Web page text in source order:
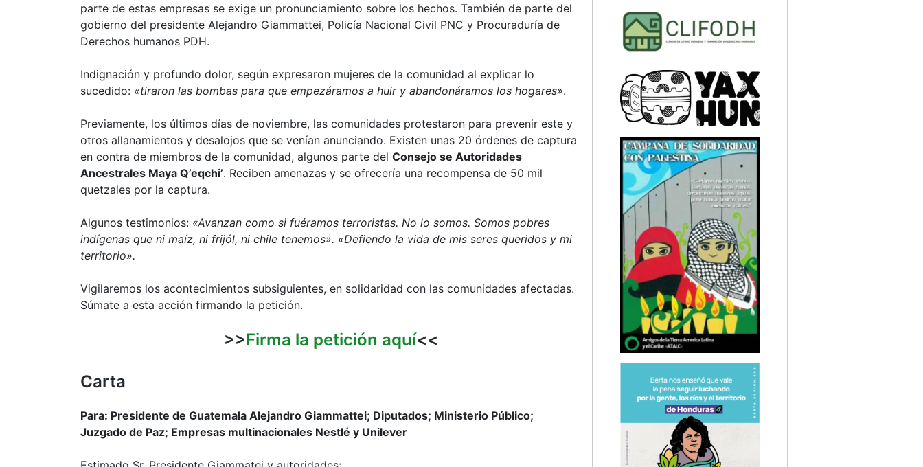
parte de estas empresas se exige un pronunciamiento sobre los hechos. También de parte del
gobierno del presidente Alejandro Giammattei, Policía Nacional Civil PNC y Procuraduría de
Derechos humanos PDH.
Indignación y profundo dolor, según expresaron mujeres de la comunidad al explicar lo
sucedido: «tiraron las bombas para que empezáramos a huir y abandonáramos los hogares».
Previamente, los últimos días de noviembre, las comunidades protestaron para prevenir este y
otros allanamientos y desalojos que se venían anunciando. Existen unas 20 órdenes de captura
en contra de miembros de la comunidad, algunos parte del Consejo se Autoridades
Ancestrales Maya Q’eqchi’. Reciben amenazas y se ofrecería una recompensa de 50 mil
quetzales por la captura.
Algunos testimonios: «Avanzan como si fuéramos terroristas. No lo somos. Somos pobres
indígenas que ni maíz, ni frijól, ni chile tenemos». «Defiendo la vida de mis seres queridos y mi
territorio».
Vigilaremos los acontecimientos subsiguientes, en solidaridad con las comunidades afectadas.
Súmate a esta acción firmando la petición.
>>Firma la petición aquí<<
Carta
Para: Presidente de Guatemala Alejandro Giammattei; Diputados; Ministerio Público;
Juzgado de Paz; Empresas multinacionales Nestlé y Unilever